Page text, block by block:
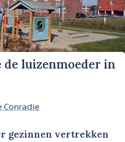
de luizenmoeder in
Conradie
gezinnen vertrekken